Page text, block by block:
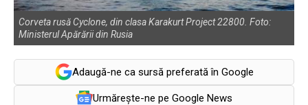
Corveta rusă Cyclone, din clasa Karakurt Project 22800. Foto:
Ministerul Apărării din Rusia
Adaugă-ne ca sursă preferată în Google
Urmărește-ne pe Google News